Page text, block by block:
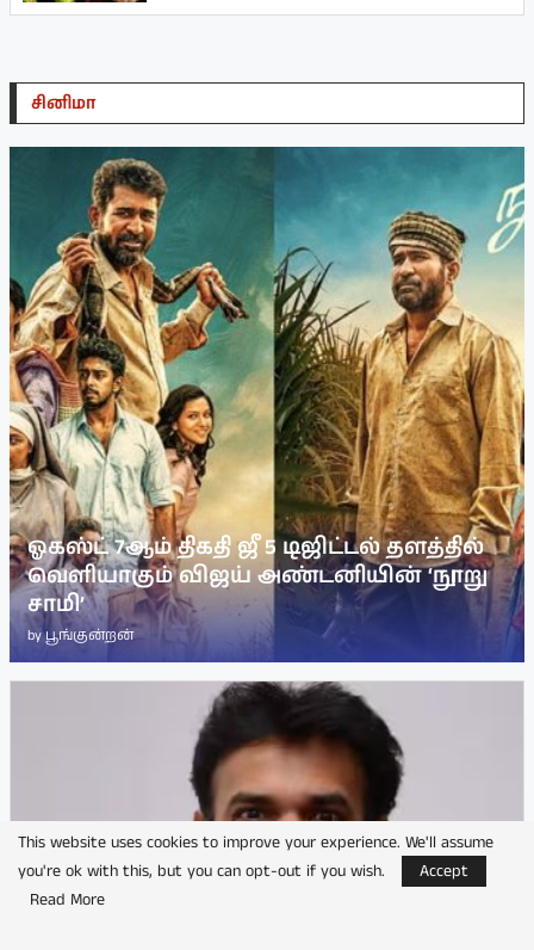
சினிமா
ஓகஸ்ட் 7ஆம் திகதி ஜீ 5 டிஜிட்டல் தளத்தில்
வெளியாகும் விஜய் அண்டனியின் ‘நூறு
சாமி’
byபூங்குன்றன்
This website uses cookies to improve your experience. We'll assume
you're ok with this, but you can opt-out if you wish.
Accept
Read More